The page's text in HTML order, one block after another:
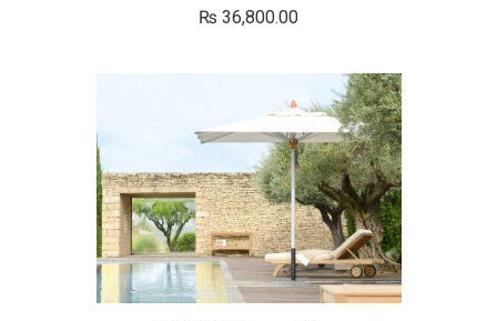
₨ 36,800.00